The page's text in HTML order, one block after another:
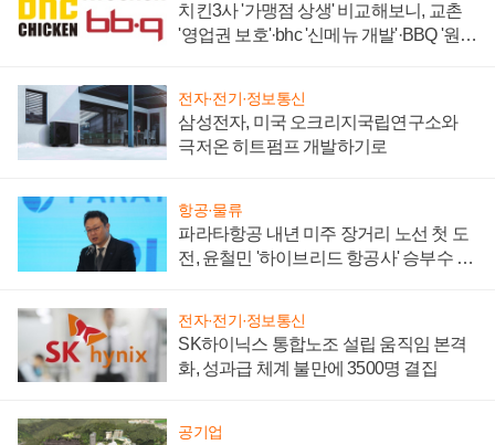
치킨3사 '가맹점 상생' 비교해보니, 교촌
'영업권 보호'·bhc '신메뉴 개발'·BBQ '원가
전자·전기·정보통신
삼성전자, 미국 오크리지국립연구소와
극저온 히트펌프 개발하기로
항공·물류
파라타항공 내년 미주 장거리 노선 첫 도
전, 윤철민 '하이브리드 항공사' 승부수 통
전자·전기·정보통신
SK하이닉스 통합노조 설립 움직임 본격
화, 성과급 체계 불만에 3500명 결집
공기업